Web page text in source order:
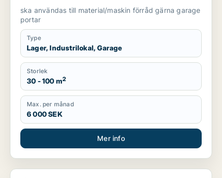
Södertälje
ska användas till material/maskin förråd gärna garage
portar
Type
Lager, Industrilokal, Garage
Storlek
30 - 100 m2
Max. per månad
6 000 SEK
Mer info